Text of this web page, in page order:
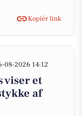
Kopiér link
08-2026 14:12
viser et
af